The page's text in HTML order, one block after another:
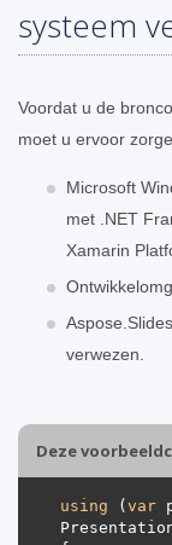
systeem
Voordat u de
moet u ervoor
Microsoft
met .NET
Xamarin
verwezen.
Deze
using (var